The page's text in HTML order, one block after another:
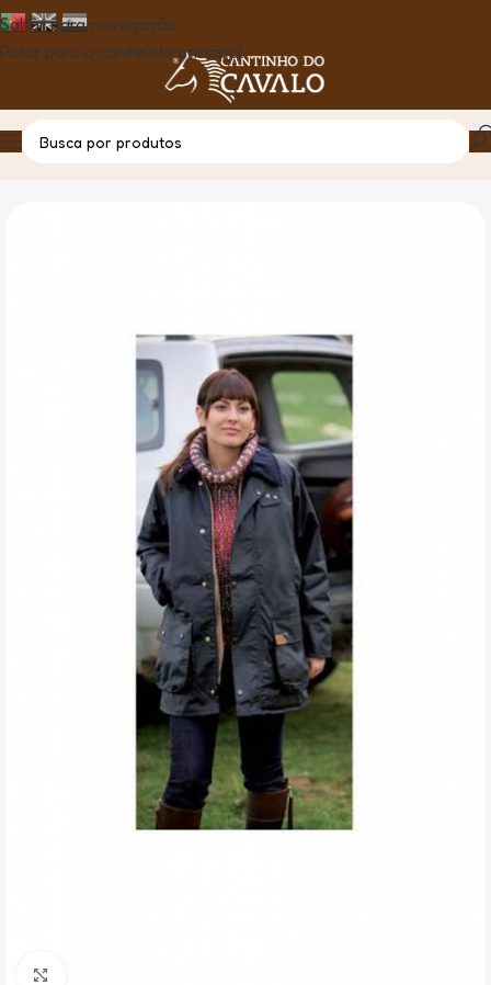
Saltar para navegação
Pular para o conteúdo principal
Casa Produto Casaco Encerado Lavenir